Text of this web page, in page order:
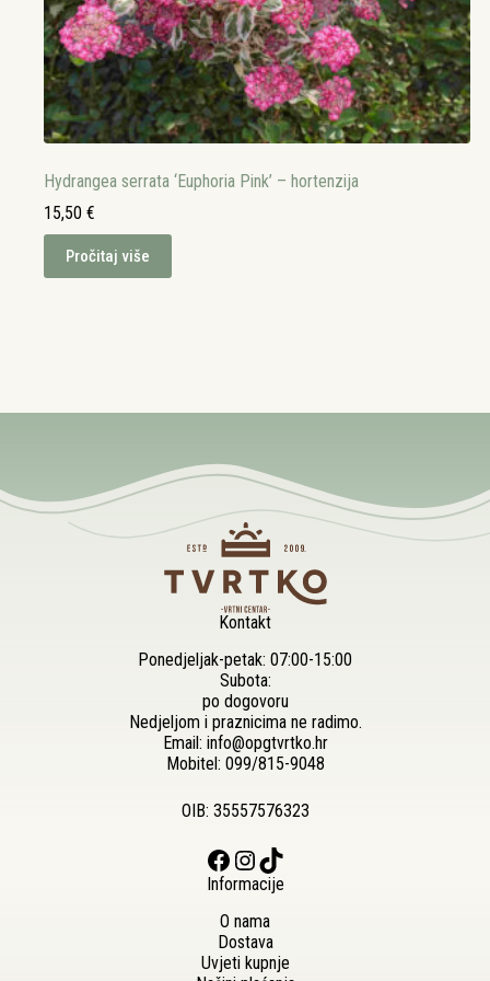
Hydrangea serrata ‘Euphoria Pink’ – hortenzija
15,50 €
Pročitaj više
Kontakt
Ponedjeljak-petak: 07:00-15:00
Subota:
po dogovoru
Nedjeljom i praznicima ne radimo.
Email: info@opgtvrtko.hr
Mobitel: 099/815-9048
OIB: 35557576323
Facebook Instagram TikTok
Informacije
O nama
Dostava
Uvjeti kupnje